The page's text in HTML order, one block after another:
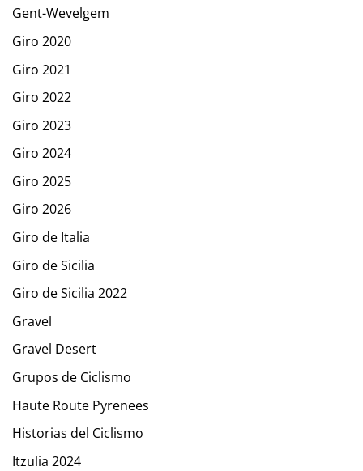
Gent-Wevelgem
Giro 2020
Giro 2021
Giro 2022
Giro 2023
Giro 2024
Giro 2025
Giro 2026
Giro de Italia
Giro de Sicilia
Giro de Sicilia 2022
Gravel
Gravel Desert
Grupos de Ciclismo
Haute Route Pyrenees
Historias del Ciclismo
Itzulia 2024